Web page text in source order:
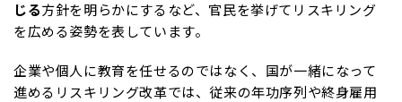
じる方針を明らかにするなど、官民を挙げてリスキリング
を広める姿勢を表しています。
企業や個人に教育を任せるのではなく、国が一緒になって
進めるリスキリング改革では、従来の年功序列や終身雇用